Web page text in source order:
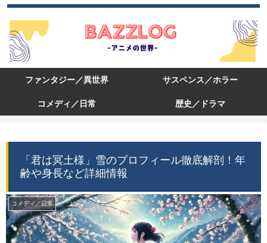
ファンタジー／異世界 サスペンス／ホラー
コメディ／日常 歴史／ドラマ
「君は冥土様」雪のプロフィール徹底解剖！年
齢や身長など詳細情報
コメディ／日常